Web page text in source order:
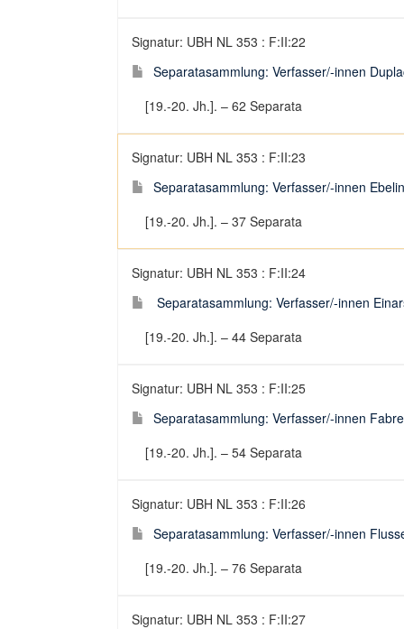
Signatur: UBH NL 353 : F:II:22
Separatasammlung: Verfasser/-innen
[19.-20. Jh.]. – 62 Separata
Signatur: UBH NL 353 : F:II:23
Separatasammlung: Verfasser/-innen
[19.-20. Jh.]. – 37 Separata
Signatur: UBH NL 353 : F:II:24
Separatasammlung: Verfasser/-innen
[19.-20. Jh.]. – 44 Separata
Signatur: UBH NL 353 : F:II:25
Separatasammlung: Verfasser/-innen
[19.-20. Jh.]. – 54 Separata
Signatur: UBH NL 353 : F:II:26
Separatasammlung: Verfasser/-innen
[19.-20. Jh.]. – 76 Separata
Signatur: UBH NL 353 : F:II:27